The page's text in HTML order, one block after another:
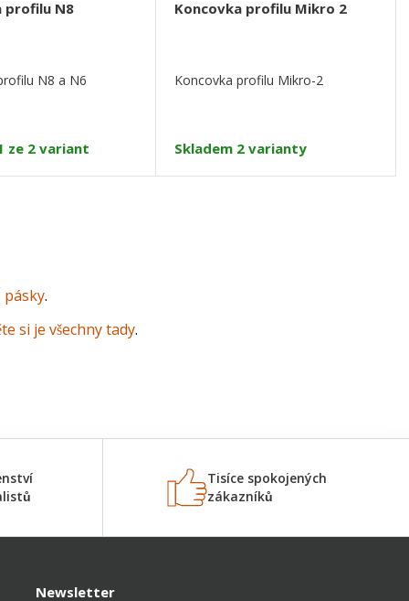
profilu N8
N8 a N6
ze 2 variant
Koncovka profilu Mikro 2
Koncovka profilu Mikro-2
Skladem 2 varianty
pásky.
si je všechny tady.
Tisíce spokojených
zákazníků
Newsletter